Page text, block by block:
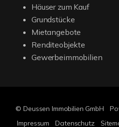
Häuser zum Kauf
Grundstücke
Mietangebote
Renditeobjekte
Gewerbeimmobilien
© Deussen Immobilien GmbH
Impressum
Datenschutz